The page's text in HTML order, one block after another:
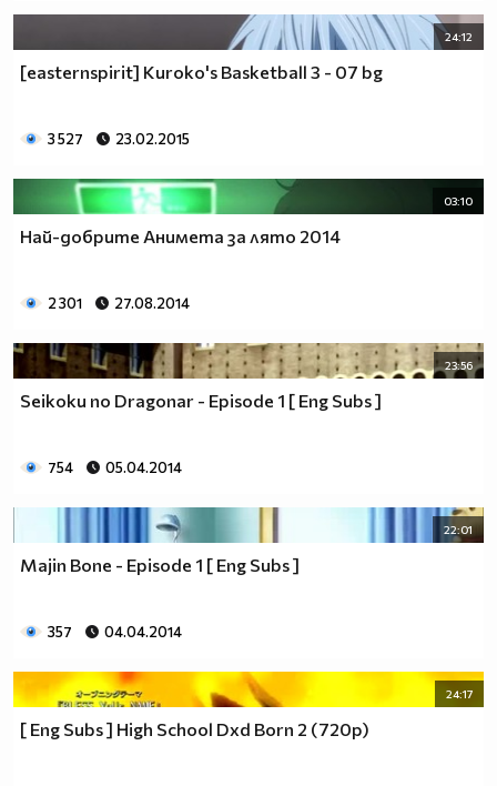
24:12
[easternspirit] Kuroko's Basketball 3 - 07 bg
3 527 23.02.2015
03:10
Най-добрите Анимета за лято 2014
2 301 27.08.2014
23:56
Seikoku no Dragonar - Episode 1 [ Eng Subs ]
754 05.04.2014
22:01
Majin Bone - Episode 1 [ Eng Subs ]
357 04.04.2014
24:17
[ Eng Subs ] High School Dxd Born 2 (720p)